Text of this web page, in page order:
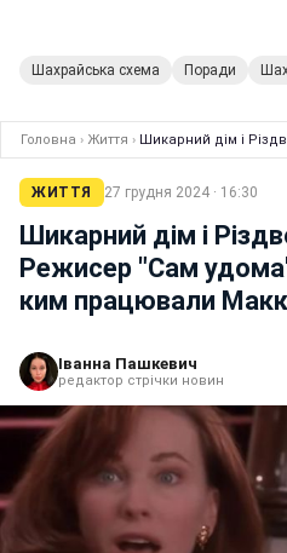
Шахрайська схема Поради
Головна › Життя › Шикарний дім і
ЖИТТЯ 27 грудня 2024 · 16:30
Шикарний дім і
Режисер "Сам
ким працювали
Іванна Пашкевич
редактор стрічки новин